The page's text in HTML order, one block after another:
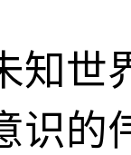
知世
识的